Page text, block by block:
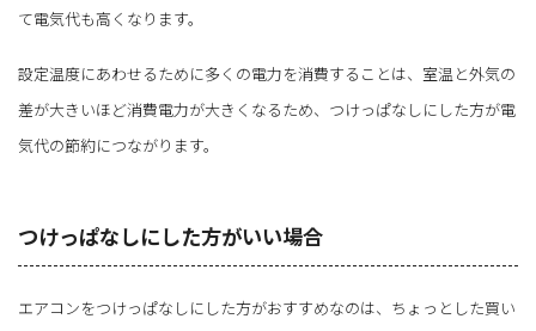
て電気代も高くなります。
設定温度にあわせるために多くの電力を消費することは、室温と外気の
差が大きいほど消費電力が大きくなるため、つけっぱなしにした方が電
気代の節約につながります。
つけっぱなしにした方がいい場合
エアコンをつけっぱなしにした方がおすすめなのは、ちょっとした買い